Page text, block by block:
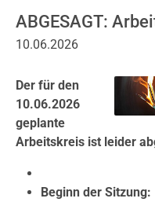
ABGESAGT:
10.06.2026
Der für den
10.06.2026
geplante
Arbeitskreis ist leider
Beginn der Sitzung: